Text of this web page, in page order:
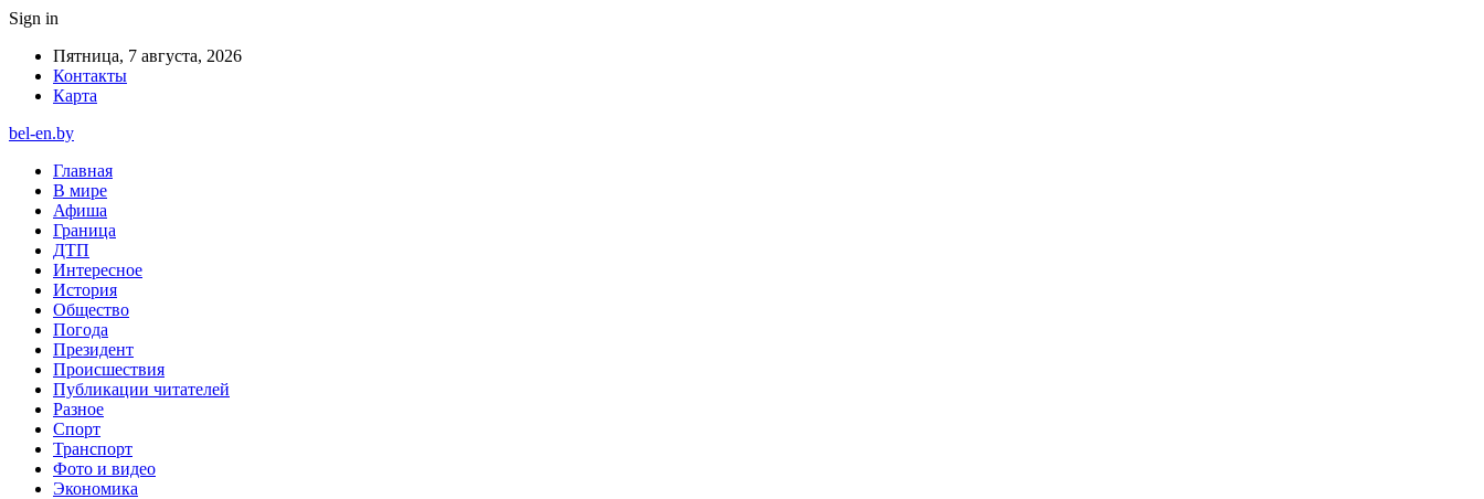
Sign in
Пятница, 7 августа, 2026
Контакты
Карта
bel-en.by
Главная
В мире
Афиша
Граница
ДТП
Интересное
История
Общество
Погода
Президент
Происшествия
Публикации читателей
Разное
Спорт
Транспорт
Фото и видео
Экономика